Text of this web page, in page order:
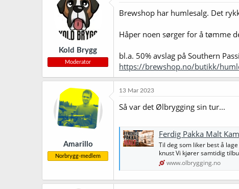
Kold Brygg
Moderator
Brewshop har humlesalg. Det
Håper noen sørger for å tømme
bl.a. 50% avslag på Southern
https://brewshop.no/butikk/
Amarillo
Norbrygg-medlem
13 Mar 2023
Så var det Ølbrygging sin tur...
Ferdig Pakka Malt
Til deg som liker best å
knust Vi kjører samtidig
www.olbrygging.no